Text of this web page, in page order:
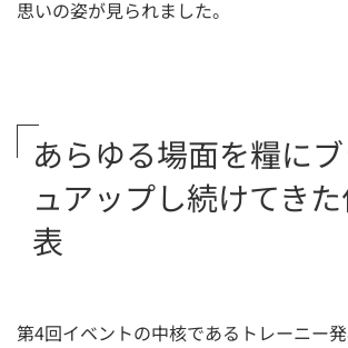
思いの姿が見られました。
あらゆる場面を糧に
ュアップし続けてき
表
第4回イベントの中核であるトレーニー